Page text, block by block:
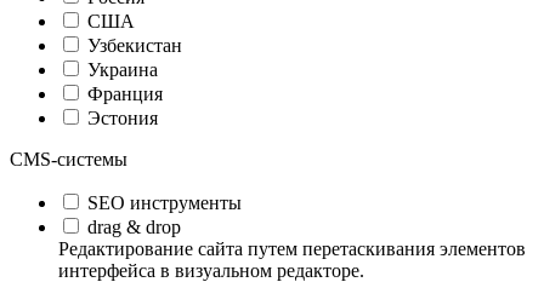
США
Узбекистан
Украина
Франция
Эстония
CMS-системы
SEO инструменты
drag & drop
Редактирование сайта путем перетаскивания элементов
интерфейса в визуальном редакторе.